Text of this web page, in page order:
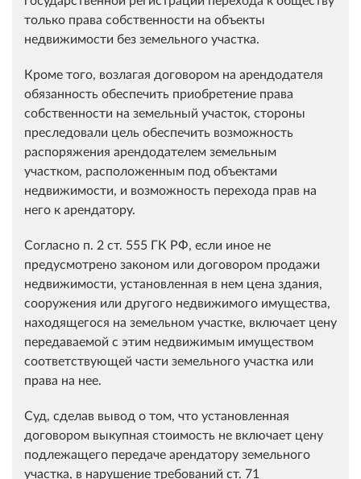
только права собственности на объекты
недвижимости без земельного участка.
Кроме того, возлагая договором на арендодателя
обязанность обеспечить приобретение права
собственности на земельный участок, стороны
преследовали цель обеспечить возможность
распоряжения арендодателем земельным
участком, расположенным под объектами
недвижимости, и возможность перехода прав на
него к арендатору.
Согласно п. 2 ст. 555 ГК РФ, если иное не
предусмотрено законом или договором продажи
недвижимости, установленная в нем цена здания,
сооружения или другого недвижимого имущества,
находящегося на земельном участке, включает цену
передаваемой с этим недвижимым имуществом
соответствующей части земельного участка или
права на нее.
Суд, сделав вывод о том, что установленная
договором выкупная стоимость не включает цену
подлежащего передаче арендатору земельного
участка, в нарушение требований ст. 71